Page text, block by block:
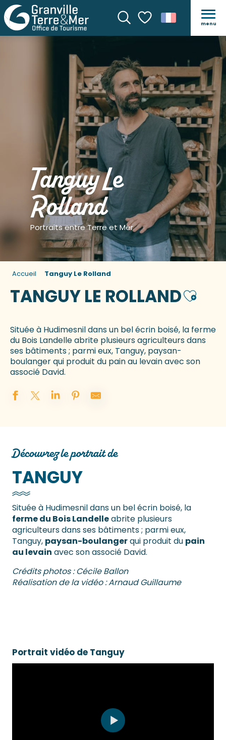
Recherche
Voir les favoris
menu
Tanguy Le
Rolland
Portraits entre Terre et Mer
Accueil Tanguy Le Rolland
TANGUY LE ROLLAND
Située à Hudimesnil dans un bel écrin boisé, la ferme
du Bois Landelle abrite plusieurs agriculteurs dans
ses bâtiments ; parmi eux, Tanguy, paysan-
boulanger qui produit du pain au levain avec son
associé David.
Découvrez le portrait de
TANGUY
Située à Hudimesnil dans un bel écrin boisé, la
ferme du Bois Landelleabrite plusieurs
agriculteurs dans ses bâtiments ; parmi eux,
Tanguy, paysan-boulangerqui produit du pain
au levain avec son associé David.
Crédits photos : Cécile Ballon
​Réalisation de la vidéo : Arnaud Guillaume
Portrait vidéo de Tanguy